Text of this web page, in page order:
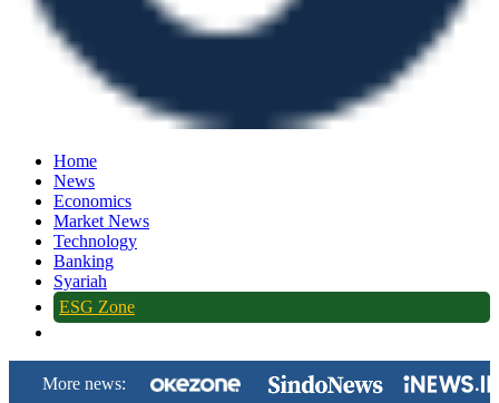
Home
News
Economics
Market News
Technology
Banking
Syariah
ESG Zone
More news: